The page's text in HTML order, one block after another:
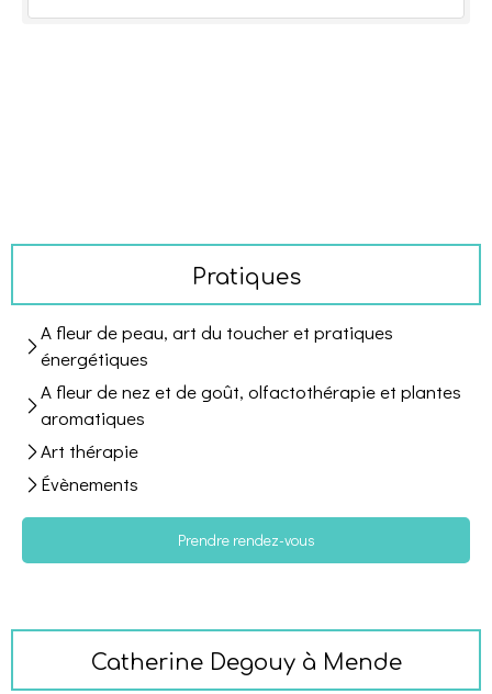
Pratiques
A fleur de peau, art du toucher et pratiques
énergétiques
A fleur de nez et de goût, olfactothérapie et plantes
aromatiques
Art thérapie
Évènements
Prendre rendez-vous
Catherine Degouy à Mende